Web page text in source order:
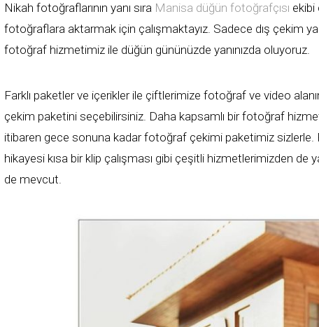
Nikah fotoğraflarının yanı sıra Manisa düğün fotoğrafçısı ekibi
fotoğraflara aktarmak için çalışmaktayız. Sadece dış çekim
fotoğraf hizmetimiz ile düğün gününüzde yanınızda oluyoruz.
Farklı paketler ve içerikler ile çiftlerimize fotoğraf ve video
çekim paketini seçebilirsiniz. Daha kapsamlı bir fotoğraf
itibaren gece sonuna kadar fotoğraf çekimi paketimiz sizlerle.
hikayesi kısa bir klip çalışması gibi çeşitli hizmetlerimizden de
de mevcut.